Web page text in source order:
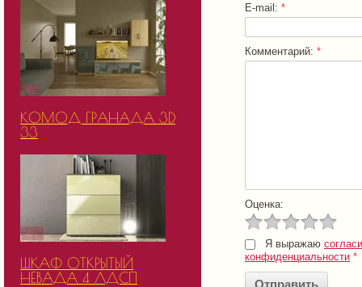
КОМОД ГРАНАДА 3D
33
ШКАФ ОТКРЫТЫЙ
НЕВАДА 4 ЛДСП
E-mail: *
Комментарий: *
Оценка:
Я выражаю
конфиденциальности *